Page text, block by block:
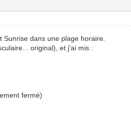
dans une plage horaire.
original), et j'ai mis :
fermé)